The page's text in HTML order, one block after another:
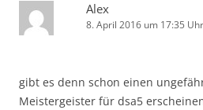
Alex
8. April 2016 um 17:35 Uhr
gibt es denn schon einen
Meistergeister für dsa5